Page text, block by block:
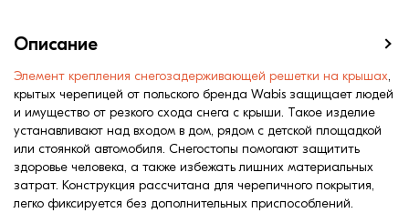
Описание
Элемент крепления снегозадерживающей решетки на крышах,
крытых черепицей от польского бренда Wabis защищает людей
и имущество от резкого схода снега с крыши. Такое изделие
устанавливают над входом в дом, рядом с детской площадкой
или стоянкой автомобиля. Снегостопы помогают защитить
здоровье человека, а также избежать лишних материальных
затрат. Конструкция рассчитана для черепичного покрытия,
легко фиксируется без дополнительных приспособлений.